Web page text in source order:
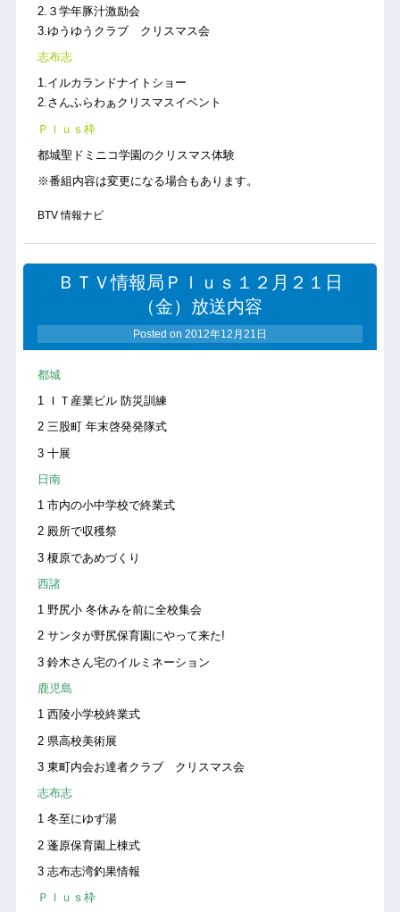
2.３学年豚汁激励会
3.ゆうゆうクラブ クリスマス会
志布志
1.イルカランドナイトショー
2.さんふらわぁクリスマスイベント
Ｐｌｕｓ枠
都城聖ドミニコ学園のクリスマス体験
※番組内容は変更になる場合もあります。
BTV 情報ナビ
ＢＴＶ情報局Ｐｌｕｓ１２月２１日
（金）放送内容
Posted on 2012年12月21日
都城
1 ＩＴ産業ビル 防災訓練
2 三股町 年末啓発発隊式
3 十展
日南
1 市内の小中学校で終業式
2 殿所で収穫祭
3 榎原であめづくり
西諸
1 野尻小 冬休みを前に全校集会
2 サンタが野尻保育園にやって来た!
3 鈴木さん宅のイルミネーション
鹿児島
1 西陵小学校終業式
2 県高校美術展
3 東町内会お達者クラブ クリスマス会
志布志
1 冬至にゆず湯
2 蓬原保育園上棟式
3 志布志湾釣果情報
Ｐｌｕｓ枠